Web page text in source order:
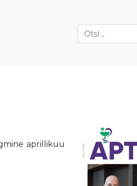
Otsi
aprillikuu